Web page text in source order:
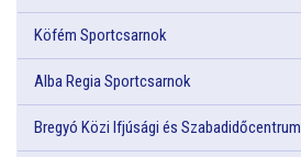
Köfém Sportcsarnok
Alba Regia Sportcsarnok
Bregyó Közi Ifjúsági és Szabadidőcentrum